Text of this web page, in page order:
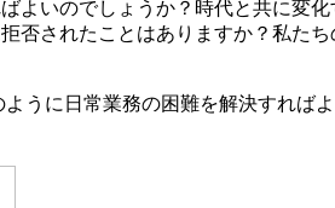
よいのでしょうか？時代と共に変
否されたことはありますか？私た
うに日常業務の困難を解決すれば